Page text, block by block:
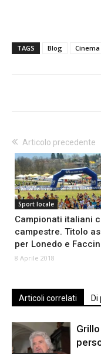
TAGS Blog Cinema
Articolo precedente
Sport locale
Campionati italiani
campestre. Titolo
per Lonedo e Faccin
8 Aprile 2018
Articoli correlati